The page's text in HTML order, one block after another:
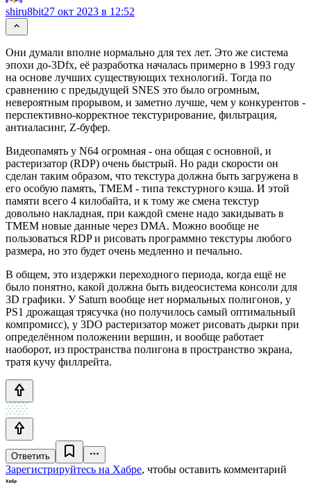
shiru8bit27 окт 2023 в 12:52
Они думали вполне нормально для тех лет. Это же система
эпохи до-3Dfx, её разработка началась примерно в 1993 году
на основе лучших существующих технологий. Тогда по
сравнению с предыдущей SNES это было огромным,
невероятным прорывом, и заметно лучше, чем у конкурентов -
перспективно-корректное текстурирование, фильтрация,
антиаласинг, Z-буфер.
Видеопамять у N64 огромная - она общая с основной, и
растеризатор (RDP) очень быстрый. Но ради скорости он
сделан таким образом, что текстура должна быть загружена в
его особую память, TMEM - типа текстурного кэша. И этой
памяти всего 4 килобайта, и к тому же смена текстур
довольно накладная, при каждой смене надо закидывать в
TMEM новые данные через DMA. Можно вообще не
пользоваться RDP и рисовать программно текстуры любого
размера, но это будет очень медленно и печально.
В общем, это издержки переходного периода, когда ещё не
было понятно, какой должна быть видеосистема консоли для
3D графики. У Saturn вообще нет нормальных полигонов, у
PS1 дрожащая трясучка (но получилось самый оптимальный
компромисс), у 3DO растеризатор может рисовать дырки при
определённом положении вершин, и вообще работает
наоборот, из пространства полигона в пространство экрана,
тратя кучу филлрейта.
Ответить
Зарегистрируйтесь на Хабре, чтобы оставить комментарий